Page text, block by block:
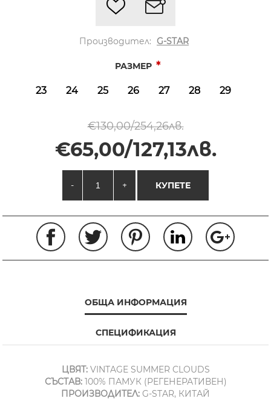
Производител: G-STAR
РАЗМЕР *
23 24 25 26 27 28 29
€130,00/254,26лв.
€65,00/127,13лв.
- + КУПЕТЕ
ОБЩА ИНФОРМАЦИЯ
СПЕЦИФИКАЦИЯ
ЦВЯТ:VINTAGE SUMMER CLOUDS
СЪСТАВ:100% ПАМУК (РЕГЕНЕРАТИВЕН)
ПРОИЗВОДИТЕЛ: G-STAR, КИТАЙ